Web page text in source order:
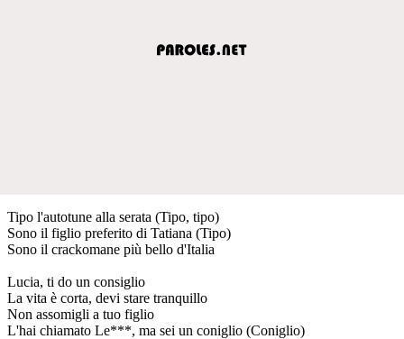
Tipo l'autotune alla serata (Tipo, tipo)
Sono il figlio preferito di Tatiana (Tipo)
Sono il crackomane più bello d'Italia
Lucia, ti do un consiglio
La vita è corta, devi stare tranquillo
Non assomigli a tuo figlio
L'hai chiamato Le***, ma sei un coniglio (Coniglio)